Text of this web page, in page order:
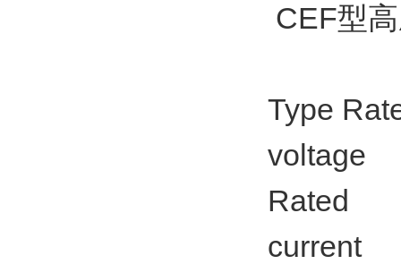
CEF型
Type
voltage
Rated
current